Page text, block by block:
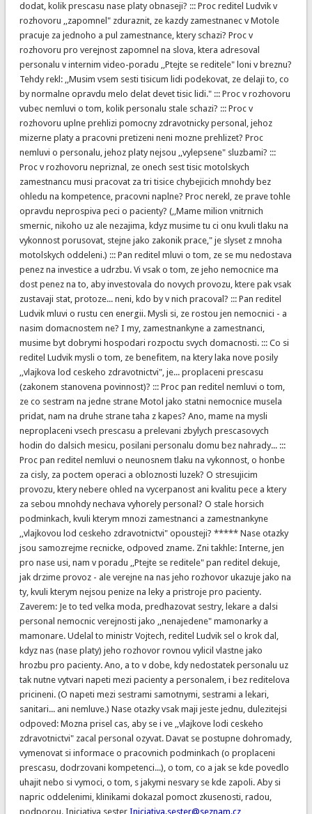
dodat, kolik prescasu nase platy obnaseji? ::: Proc reditel Ludvik v
rozhovoru ,,zapomnel" zduraznit, ze kazdy zamestnanec v Motole
pracuje za jednoho a pul zamestnance, ktery schazi? Proc v
rozhovoru pro verejnost zapomnel na slova, ktera adresoval
personalu v internim video-poradu ,,Ptejte se reditele" loni v breznu?
Tehdy rekl: ,,Musim vsem sesti tisicum lidi podekovat, ze delaji to, co
by normalne opravdu melo delat devet tisic lidi." ::: Proc v rozhovoru
vubec nemluvi o tom, kolik personalu stale schazi? ::: Proc v
rozhovoru uplne prehlizi pomocny zdravotnicky personal, jehoz
mizerne platy a pracovni pretizeni neni mozne prehlizet? Proc
nemluvi o personalu, jehoz platy nejsou ,,vylepsene" sluzbami? :::
Proc v rozhovoru nepriznal, ze onech sest tisic motolskych
zamestnancu musi pracovat za tri tisice chybejicich mnohdy bez
ohledu na kompetence, pracovni naplne? Proc nerekl, ze prave tohle
opravdu neprospiva peci o pacienty? (,,Mame milion vnitrnich
smernic, nikoho uz ale nezajima, kdyz musime tu ci onu kvuli tlaku na
vykonnost porusovat, stejne jako zakonik prace," je slyset z mnoha
motolskych oddeleni.) ::: Pan reditel mluvi o tom, ze se mu nedostava
penez na investice a udrzbu. Vi vsak o tom, ze jeho nemocnice ma
dost penez na to, aby investovala do novych provozu, ktere pak vsak
zustavaji stat, protoze... neni, kdo by v nich pracoval? ::: Pan reditel
Ludvik mluvi o rustu cen energii. Mysli si, ze rostou jen nemocnici - a
nasim domacnostem ne? I my, zamestnankyne a zamestnanci,
musime byt dobrymi hospodari rozpoctu svych domacnosti. ::: Co si
reditel Ludvik mysli o tom, ze benefitem, na ktery laka nove posily
,,vlajkova lod ceskeho zdravotnictvi", je... proplaceni prescasu
(zakonem stanovena povinnost)? ::: Proc pan reditel nemluvi o tom,
ze co sestram na jedne strane Motol jako statni nemocnice musela
pridat, nam na druhe strane taha z kapes? Ano, mame na mysli
neproplaceni vsech prescasu a prelevani zbylych prescasovych
hodin do dalsich mesicu, posilani personalu domu bez nahrady... :::
Proc pan reditel nemluvi o neunosnem tlaku na vykonnost, o honbe
za cisly, za poctem operaci a obloznosti luzek? O stresujicim
provozu, ktery nebere ohled na vycerpanost ani kvalitu pece a ktery
za sebou mnohdy nechava vyhorely personal? O stale horsich
podminkach, kvuli kterym mnozi zamestnanci a zamestnankyne
,,vlajkovou lod ceskeho zdravotnictvi" opousteji? ***** Nase otazky
jsou samozrejme recnicke, odpoved zname. Zni takhle: Interne, jen
pro nase usi, nam v poradu ,,Ptejte se reditele" pan reditel dekuje,
jak drzime provoz - ale verejne na nas jeho rozhovor ukazuje jako na
ty, kvuli kterym nejsou penize na leky a pristroje pro pacienty.
Zaverem: Je to ted velka moda, predhazovat sestry, lekare a dalsi
personal nemocnic verejnosti jako ,,nenajedene" mamonarky a
mamonare. Udelal to ministr Vojtech, reditel Ludvik sel o krok dal,
kdyz nas (nase platy) jeho rozhovor rovnou vylicil vlastne jako
hrozbu pro pacienty. Ano, a to v dobe, kdy nedostatek personalu uz
tak nutne vytvari napeti mezi pacienty a personalem, i bez reditelova
pricineni. (O napeti mezi sestrami samotnymi, sestrami a lekari,
sanitari... ani nemluve.) Nase otazky vsak maji jeste jednu, dulezitejsi
odpoved: Mozna prisel cas, aby se i ve ,,vlajkove lodi ceskeho
zdravotnictvi" zacal personal ozyvat. Davat se postupne dohromady,
vymenovat si informace o pracovnich podminkach (o proplaceni
prescasu, dodrzovani kompetenci...), o tom, co a jak se kde povedlo
uhajit nebo si vymoci, o tom, s jakymi nesvary se kde zapoli. Aby si
napric oddelenimi, klinikami dokazal pomoct zkusenosti, radou,
podporou. Iniciativa sester Iniciativa.sester@seznam.cz